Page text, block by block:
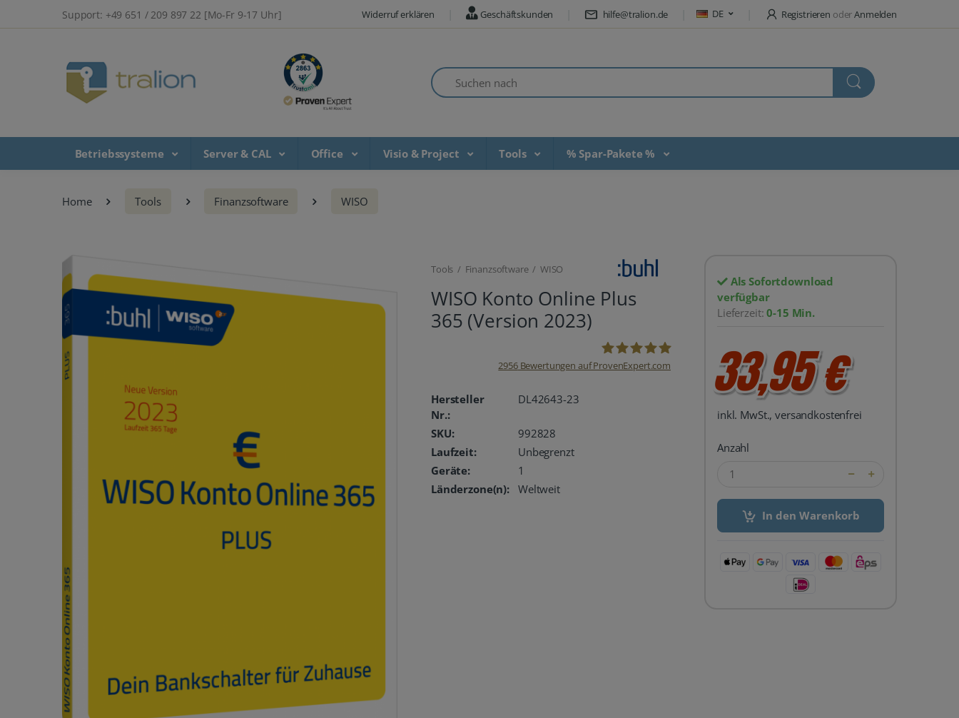
Support: +49 651 / 209 897 22 [Mo-Fr 9-17 Uhr] Widerruf erklären Geschäftskunden hilfe@tralion.de DE Registrieren oderAnmelden
Suchen nach
Betriebssysteme Server & CAL Office Visio & Project Tools % Spar-Pakete %
Home Tools Finanzsoftware WISO
Tools / Finanzsoftware / WISO
WISO Konto Online Plus
365 (Version 2023)
2956Bewertungen auf ProvenExpert.com
Hersteller
Nr.:
DL42643-23
SKU:
992828
Laufzeit:
Unbegrenzt
Geräte:
1
Länderzone(n):
Weltweit
Als Sofortdownload
verfügbar
Lieferzeit:0-15 Min.
33,95 €
inkl. MwSt., versandkostenfrei
Anzahl
In den Warenkorb